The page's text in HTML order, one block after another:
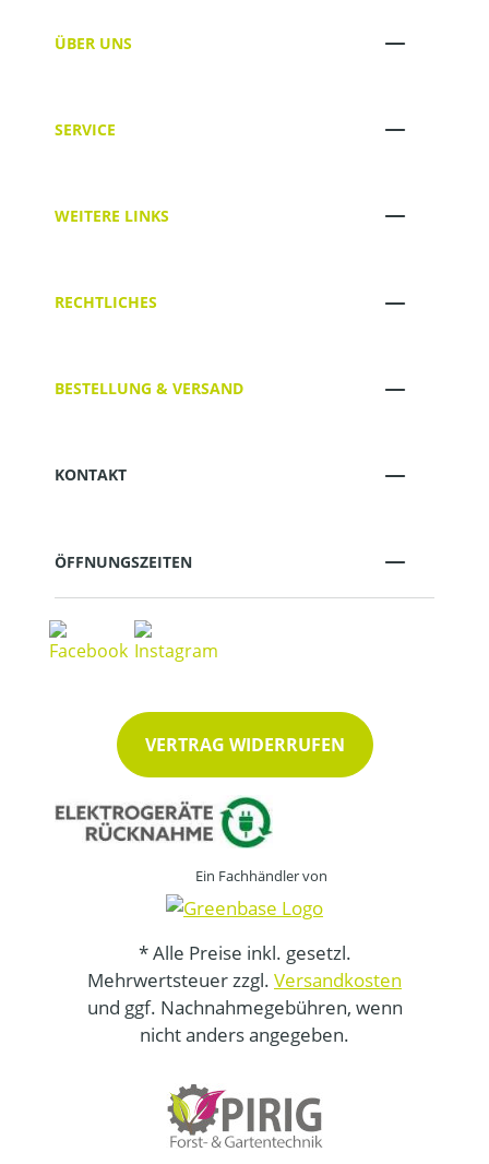
ÜBER UNS
SERVICE
WEITERE LINKS
RECHTLICHES
BESTELLUNG & VERSAND
KONTAKT
ÖFFNUNGSZEITEN
VERTRAG WIDERRUFEN
Ein Fachhändler von
* Alle Preise inkl. gesetzl.
Mehrwertsteuer zzgl. Versandkosten
und ggf. Nachnahmegebühren, wenn
nicht anders angegeben.